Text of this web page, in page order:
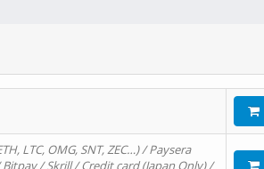
LTC, OMG, SNT, ZEC…) / Paysera
/ Skrill / Credit card (Japan Only) /